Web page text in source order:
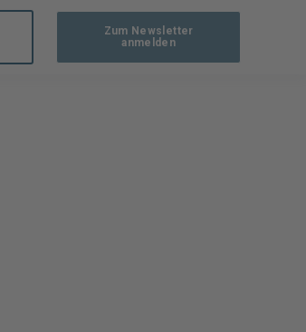
Zum Newsletter
anmelden